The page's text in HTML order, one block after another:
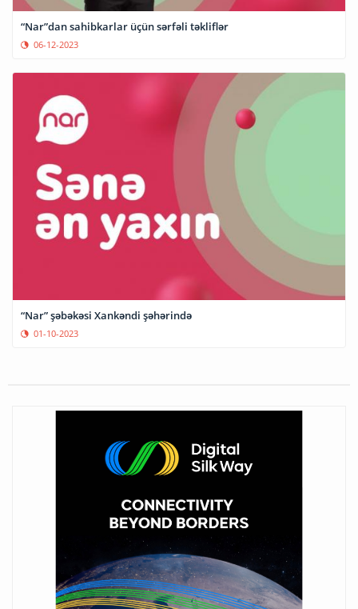
“Nar”dan sahibkarlar üçün sərfəli təkliflər
06-12-2023
“Nar” şəbəkəsi Xankəndi şəhərində
01-10-2023